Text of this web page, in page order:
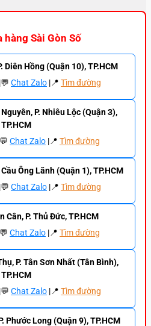
hàng Sài Gòn Số
Diên Hồng (Quận 10), TP.HCM
|💬 Chat Zalo |📍 Tìm đường
P. Nhiêu Lộc (Quận 3),
TP.HCM
Chat Zalo |📍 Tìm đường
Ông Lãnh (Quận 1), TP.HCM
|💬 Chat Zalo |📍 Tìm đường
Cân, P. Thủ Đức, TP.HCM
Chat Zalo |📍 Tìm đường
P. Tân Sơn Nhất (Tân Bình),
TP.HCM
|💬 Chat Zalo |📍 Tìm đường
Phước Long (Quận 9), TP.HCM